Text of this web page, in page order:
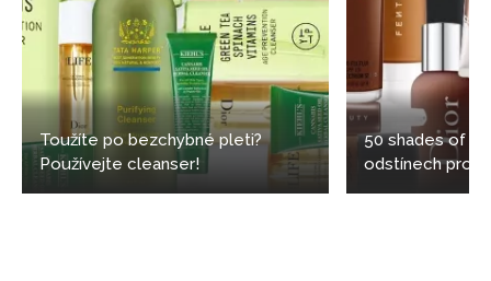
Toužíte po bezchybné pleti?
Používejte cleanser!
50 shades of
odstínech pro